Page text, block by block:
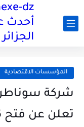
أحدث
الجزائر
المؤسسات الاقتصادية
تعلن عن فتح 86 منصب عمل